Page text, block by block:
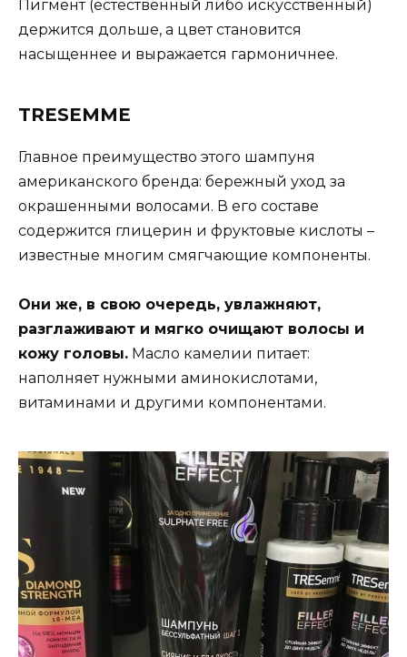
Пигмент (естественный либо искусственный)
держится дольше, а цвет становится
насыщеннее и выражается гармоничнее.
TRESEMME
Главное преимущество этого шампуня
американского бренда: бережный уход за
окрашенными волосами. В его составе
содержится глицерин и фруктовые кислоты –
известные многим смягчающие компоненты.
Они же, в свою очередь, увлажняют,
разглаживают и мягко очищают волосы и
кожу головы. Масло камелии питает:
наполняет нужными аминокислотами,
витаминами и другими компонентами.